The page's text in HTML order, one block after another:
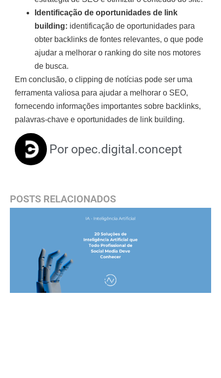
Identificação de oportunidades de link
building: identificação de oportunidades para
obter backlinks de fontes relevantes, o que pode
ajudar a melhorar o ranking do site nos motores
de busca.
Em conclusão, o clipping de notícias pode ser uma
ferramenta valiosa para ajudar a melhorar o SEO,
fornecendo informações importantes sobre backlinks,
palavras-chave e oportunidades de link building.
Por opec.digital.concept
POSTS RELACIONADOS